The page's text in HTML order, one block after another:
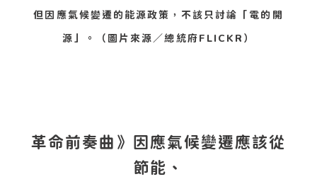
但因應氣候變遷的能源政策，不該只討論「電的開
源」。（圖片來源／總統府FLICKR）
革命前奏曲》 因應氣候變遷應該從
節能、